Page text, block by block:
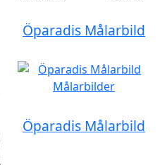
Öparadis Målarbild
Öparadis Målarbild